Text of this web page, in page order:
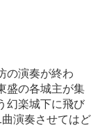
の演奏が終わ
盛の各城主が集
幻楽城下に飛び
演奏させてはど